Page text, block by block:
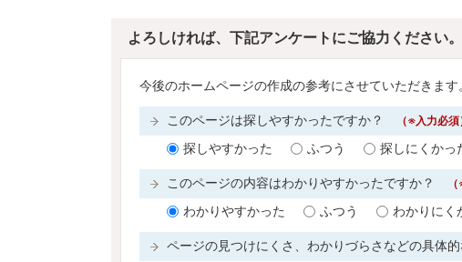
よろしければ、下記アンケートにご協力ください。
今後のホームページの作成の参考にさせていただきます
このページは探しやすかったですか？ （※入力必須
探しやすかった ふつう 探しにくかっ
このページの内容はわかりやすかったですか？
わかりやすかった ふつう わかりにく
ページの見つけにくさ、わかりづらさなどの具体